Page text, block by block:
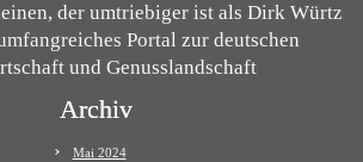
der umtriebiger ist als Dirk Würtz
Portal zur deutschen
und Genusslandschaft
Archiv
Mai 2024